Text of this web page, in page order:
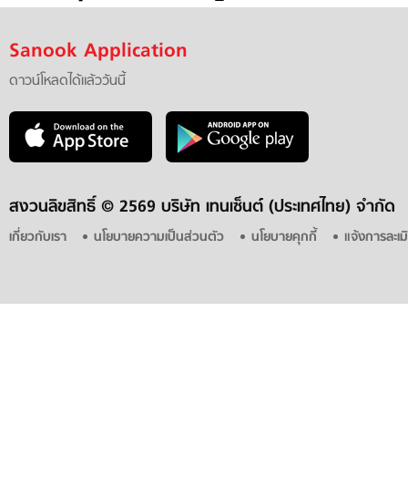
Sanook Application
ดาวน์โหลดได้แล้ววันนี้
สงวนลิขสิทธิ์ © 2569 บริษัท เทนเซ็นต์ (ประเทศไทย) จำกัด
เกี่ยวกับเรา นโยบายความเป็นส่วนตัว นโยบายคุกกี้ แจ้งการละ